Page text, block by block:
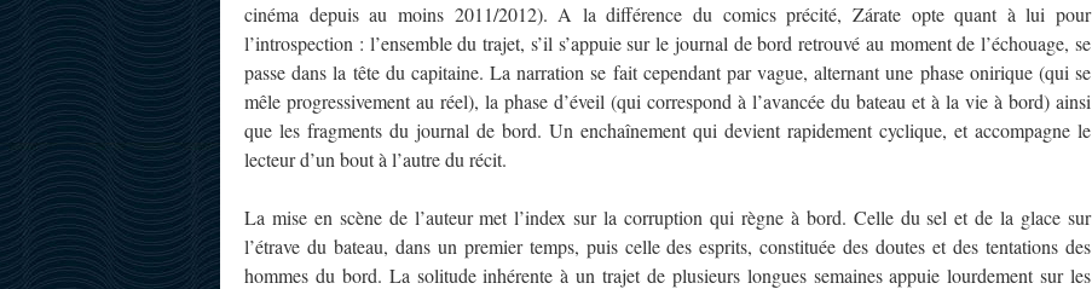
cinéma depuis au moins 2011/2012). A la différence du comics précité, Zárate opte quant à lui pour
l’introspection : l’ensemble du trajet, s’il s’appuie sur le journal de bord retrouvé au moment de l’échouage, se
passe dans la tête du capitaine. La narration se fait cependant par vague, alternant une phase onirique (qui se
mêle progressivement au réel), la phase d’éveil (qui correspond à l’avancée du bateau et à la vie à bord) ainsi
que les fragments du journal de bord. Un enchaînement qui devient rapidement cyclique, et accompagne le
lecteur d’un bout à l’autre du récit.
La mise en scène de l’auteur met l’index sur la corruption qui règne à bord. Celle du sel et de la glace sur
l’étrave du bateau, dans un premier temps, puis celle des esprits, constituée des doutes et des tentations des
hommes du bord. La solitude inhérente à un trajet de plusieurs longues semaines appuie lourdement sur les